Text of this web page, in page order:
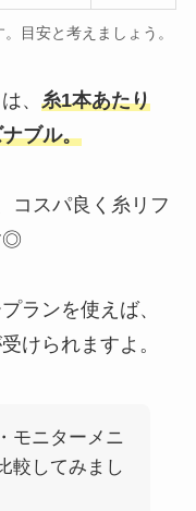
目安と考えましょう。
、 糸1本あたり
ブル。
コスパ良く糸リフ
◎
ランを使えば、
けられますよ。
モニターメニ
較してみまし